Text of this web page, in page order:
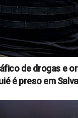
de drogas e
é preso em